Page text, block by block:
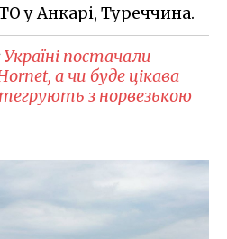
у Анкарі, Туреччина.
Україні постачали
а чи буде цікава
з норвезькою